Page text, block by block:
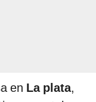
en La plata,